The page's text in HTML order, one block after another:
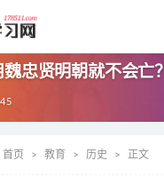
忠贤明朝就不会亡？
首页 教育 历史 正文